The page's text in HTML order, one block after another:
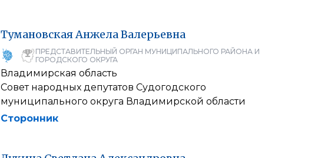
ТумановскаяАнжелаВалерьевна
ПРЕДСТАВИТЕЛЬНЫЙ ОРГАН МУНИЦИПАЛЬНОГО РАЙОНА И
ГОРОДСКОГО ОКРУГА
Владимирская область
Совет народных депутатов Судогодского
муниципального округа Владимирской области
Сторонник